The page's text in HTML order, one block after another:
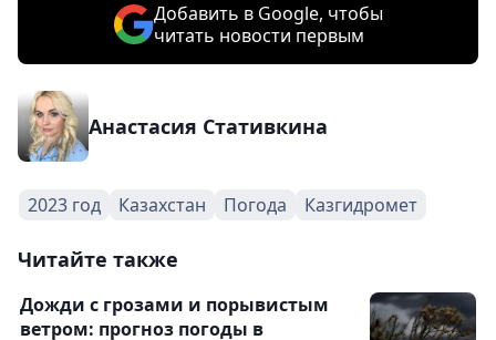
Добавить в Google, чтобы
читать новости первым
Анастасия Стативкина
2023 год Казахстан Погода Казгидромет
Читайте также
Дожди с грозами и порывистым
ветром: прогноз погоды в